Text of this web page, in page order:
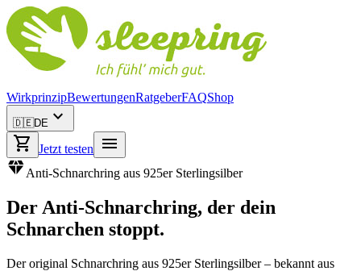
WirkprinzipBewertungenRatgeberFAQShop
🇩🇪DE expand_more
shopping_cart
Jetzt testen
menu
diamondAnti-Schnarchring aus 925er Sterlingsilber
Der Anti-Schnarchring, der dein
Schnarchen stoppt.
Der original Schnarchring aus 925er Sterlingsilber – bekannt aus